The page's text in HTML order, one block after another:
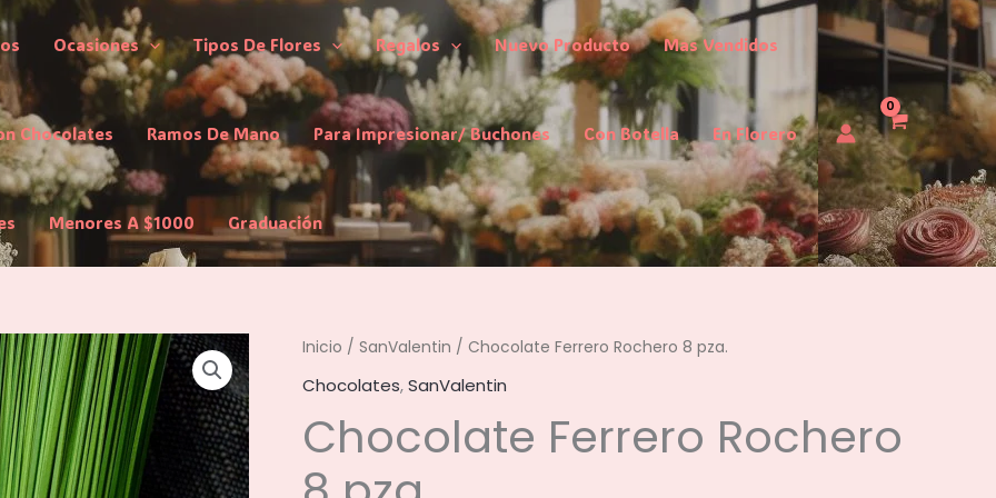
Ocasiones Tipos De Flores Regalos Nuevo Producto Mas Vendidos
Chocolates Ramos De Mano Para Impresionar/ Buchones Con Botella En Florero
Menores A $1000 Graduación
Inicio / SanValentin / Chocolate Ferrero Rochero 8 pza.
Chocolates,SanValentin
Chocolate Ferrero Rochero